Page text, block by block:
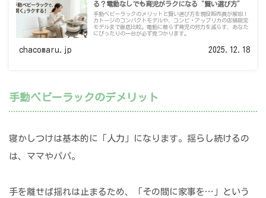
る？電動なしでも育児がラクになる“賢い選び方”
手動ベビーラックのメリットと賢い選び方を現役販売員が解説！
カトージのコンパクトモデルや、コンビ・アップリカの店舗限定
モデルまで徹底比較。電動に頼らず育児の労力を減らす、あなた
にぴったりの一台が必ず見つかります。
chacomaru.jp 2025.12.18
手動ベビーラックのデメリット
寝かしつけは基本的に「人力」になります。揺らし続けるの
は、ママやパパ。
手を離せば揺れは止まるため、「その間に家事を…」という